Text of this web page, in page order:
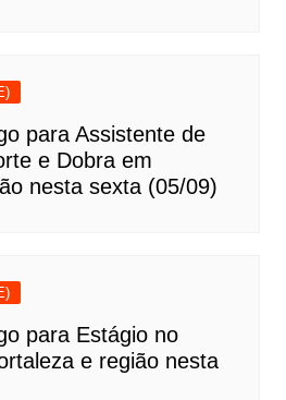
para Assistente de
e Dobra em
nesta sexta (05/09)
para Estágio no
e região nesta